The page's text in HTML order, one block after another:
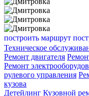
построить маршрут
Техническое
Ремонт двигателя
Ремонт
рулевого управления
кузова
Детейлинг Кузовной